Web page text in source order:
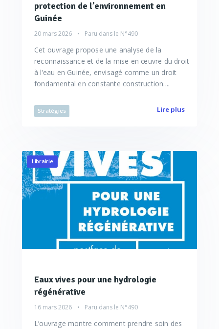
protection de l’environnement en
Guinée
20 mars 2026 Paru dans le N°490
Cet ouvrage propose une analyse de la
reconnaissance et de la mise en œuvre du droit
à l’eau en Guinée, envisagé comme un droit
fondamental en constante construction....
Stratégies Lire plus
Librairie
Eaux vives pour une hydrologie
régénérative
16 mars 2026 Paru dans le N°490
L’ouvrage montre comment prendre soin des